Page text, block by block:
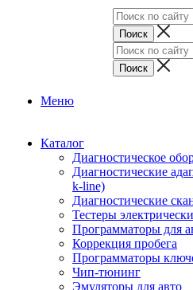
Меню
Каталог
Диагностическое
Диагностические
k-line)
Диагностические
Тестеры
Программаторы для
Коррекция пробега
Программаторы
Чип-тюнинг
Эмуляторы для авто